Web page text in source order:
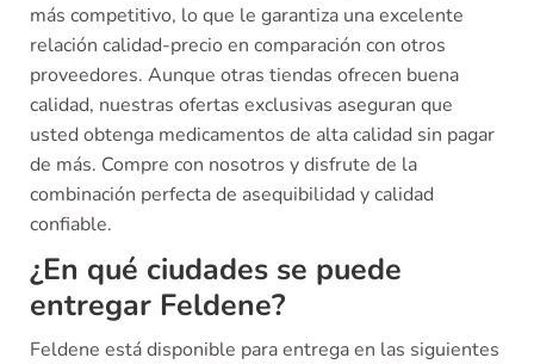
más competitivo, lo que le garantiza una excelente
relación calidad-precio en comparación con otros
proveedores. Aunque otras tiendas ofrecen buena
calidad, nuestras ofertas exclusivas aseguran que
usted obtenga medicamentos de alta calidad sin pagar
de más. Compre con nosotros y disfrute de la
combinación perfecta de asequibilidad y calidad
confiable.
¿En qué ciudades se puede
entregar Feldene?
Feldene está disponible para entrega en las siguientes